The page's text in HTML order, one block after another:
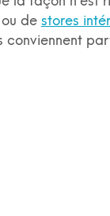
de stores
conviennent